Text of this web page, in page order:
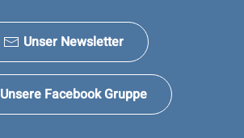
Unser Newsletter
Unsere Facebook Gruppe